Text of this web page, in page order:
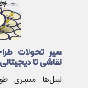
سیر تحولات
نقاشی تا دیجیتالی
لیبل‌ها مسیری